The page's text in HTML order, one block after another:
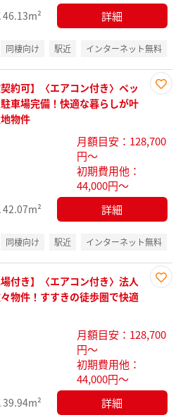
46.13m² 詳細
同棲向け 駅近 インターネット無料
録
契約可】〈エアコン付き〉ペッ
駐車場完備！快適な暮らしが叶
物件
月額目安：128,700
円～
初期費用他：
44,000円～
42.07m² 詳細
同棲向け 駅近 インターネット無料
録
場付き】〈エアコン付き〉法人
物件！すすきの徒歩圏で快適
月額目安：128,700
円～
初期費用他：
44,000円～
39.94m² 詳細